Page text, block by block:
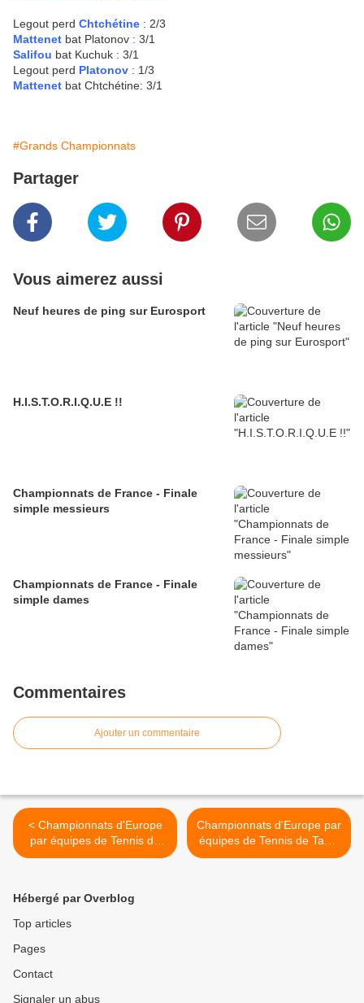
Legout perd Chtchétine : 2/3
Mattenet bat Platonov : 3/1
Salifou bat Kuchuk : 3/1
Legout perd Platonov : 1/3
Mattenet bat Chtchétine: 3/1
#Grands Championnats
Partager
Vous aimerez aussi
Neuf heures de ping sur Eurosport
H.I.S.T.O.R.I.Q.U.E !!
Championnats de France - Finale
simple messieurs
Championnats de France - Finale
simple dames
Commentaires
Ajouter un commentaire
< Championnats d'Europe
par équipes de Tennis de
Table 2011 - Allemagne vs
Championnats d'Europe par
équipes de Tennis de Table
2011 - Equipe de France
Hébergé par Overblog
Top articles
Pages
Contact
Signaler un abus